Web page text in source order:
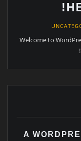
Welcome to
A